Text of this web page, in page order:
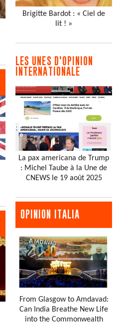
Brigitte Bardot : « Ciel de
lit ! »
LES UNES D'OPINION
INTERNATIONALE
La pax americana de Trump
: Michel Taube à la Une de
CNEWS le 19 août 2025
OPINION ITALIA
From Glasgow to Amdavad:
Can India Breathe New Life
into the Commonwealth